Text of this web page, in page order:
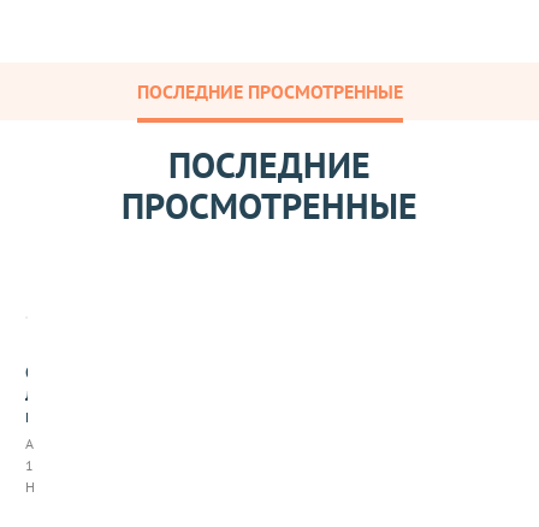
ПОСЛЕДНИЕ ПРОСМОТРЕННЫЕ
ПОСЛЕДНИЕ
ПРОСМОТРЕННЫЕ
С
л
и
в
к
и
Арт:
100009
Нет в наличии